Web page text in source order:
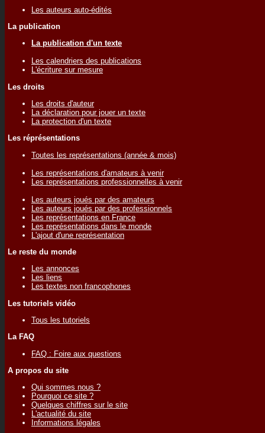
Les auteurs auto-édités
La publication
La publication d'un texte
Les calendriers des publications
L'écriture sur mesure
Les droits
Les droits d'auteur
La déclaration pour jouer un texte
La protection d'un texte
Les réprésentations
Toutes les représentations (année & mois)
Les représentations d'amateurs à venir
Les représentations professionnelles à venir
Les auteurs joués par des amateurs
Les auteurs joués par des professionnels
Les représentations en France
Les représentations dans le monde
L'ajout d'une représentation
Le reste du monde
Les annonces
Les liens
Les textes non francophones
Les tutoriels vidéo
Tous les tutoriels
La FAQ
FAQ : Foire aux questions
A propos du site
Qui sommes nous ?
Pourquoi ce site ?
Quelques chiffres sur le site
L'actualité du site
Informations légales